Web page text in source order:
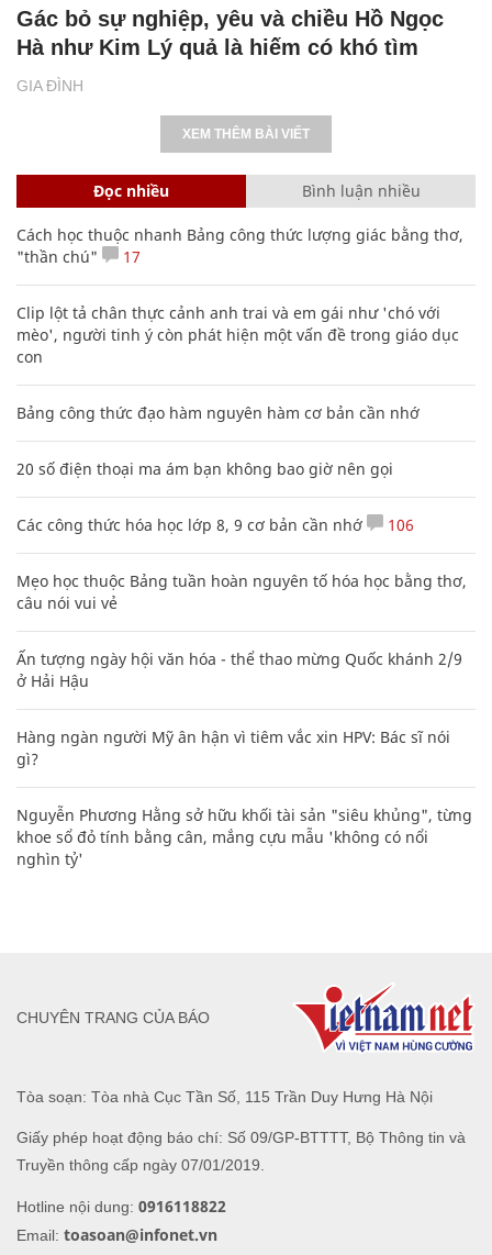
GIA ĐÌNH
Gác bỏ sự nghiệp, yêu và chiều Hồ Ngọc
Hà như Kim Lý quả là hiếm có khó tìm
XEM THÊM BÀI VIẾT
Đọc nhiều Bình luận nhiều
Cách học thuộc nhanh Bảng công thức lượng giác bằng thơ,
"thần chú"
17
Clip lột tả chân thực cảnh anh trai và em gái như 'chó với
mèo', người tinh ý còn phát hiện một vấn đề trong giáo dục
con
Bảng công thức đạo hàm nguyên hàm cơ bản cần nhớ
20 số điện thoại ma ám bạn không bao giờ nên gọi
Các công thức hóa học lớp 8, 9 cơ bản cần nhớ 106
Mẹo học thuộc Bảng tuần hoàn nguyên tố hóa học bằng thơ,
câu nói vui vẻ
Ấn tượng ngày hội văn hóa - thể thao mừng Quốc khánh 2/9
ở Hải Hậu
Hàng ngàn người Mỹ ân hận vì tiêm vắc xin HPV: Bác sĩ nói
gì?
Nguyễn Phương Hằng sở hữu khối tài sản "siêu khủng", từng
khoe sổ đỏ tính bằng cân, mắng cựu mẫu 'không có nổi
nghìn tỷ'
Tòa soạn: Tòa nhà Cục Tần Số, 115 Trần Duy Hưng Hà Nội
Giấy phép hoạt động báo chí: Số 09/GP-BTTTT, Bộ Thông tin và
Truyền thông cấp ngày 07/01/2019.
Hotline nội dung: 0916118822
Email: toasoan@infonet.vn
CHUYÊN TRANG CỦA BÁO